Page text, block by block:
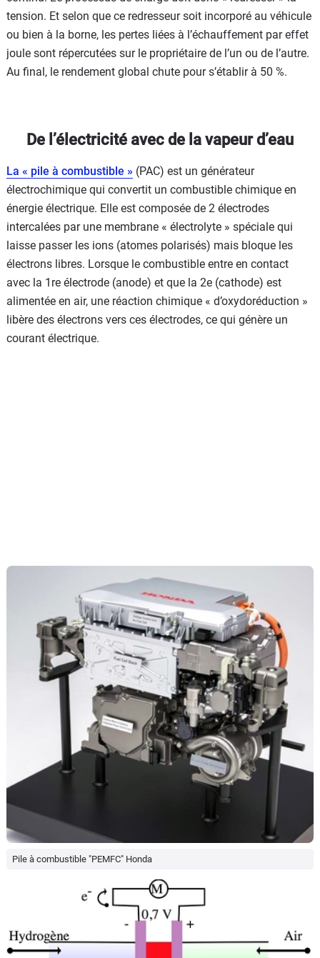
tension. Et selon que ce redresseur soit incorporé au véhicule
ou bien à la borne, les pertes liées à l’échauffement par effet
joule sont répercutées sur le propriétaire de l’un ou de l’autre.
Au final, le rendement global chute pour s’établir à 50 %.
De l’électricité avec de la vapeur d’eau
La « pile à combustible » (PAC) est un générateur
électrochimique qui convertit un combustible chimique en
énergie électrique. Elle est composée de 2 électrodes
intercalées par une membrane « électrolyte » spéciale qui
laisse passer les ions (atomes polarisés) mais bloque les
électrons libres. Lorsque le combustible entre en contact
avec la 1re électrode (anode) et que la 2e (cathode) est
alimentée en air, une réaction chimique « d’oxydoréduction »
libère des électrons vers ces électrodes, ce qui génère un
courant électrique.
Pile à combustible "PEMFC" Honda